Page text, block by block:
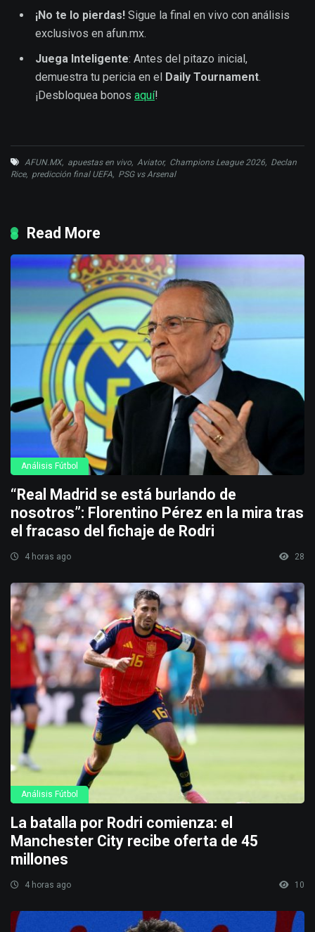
¡No te lo pierdas! Sigue la final en vivo con análisis
exclusivos en afun.mx.
Juega Inteligente: Antes del pitazo inicial,
demuestra tu pericia en el Daily Tournament.
¡Desbloquea bonos aquí!
AFUN.MX, apuestas en vivo, Aviator, Champions League 2026, Declan
Rice, predicción final UEFA, PSG vs Arsenal
Read More
Análisis Fútbol
“Real Madrid se está burlando de
nosotros”: Florentino Pérez en la mira tras
el fracaso del fichaje de Rodri
4 horas ago 28
Análisis Fútbol
La batalla por Rodri comienza: el
Manchester City recibe oferta de 45
millones
4 horas ago 10